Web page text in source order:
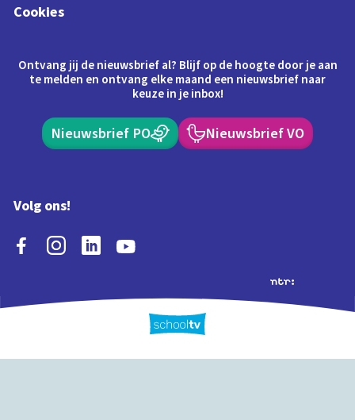
Cookies
Ontvang jij de nieuwsbrief al? Blijf op de hoogte door je aan
te melden en ontvang elke maand een nieuwsbrief naar
keuze in je inbox!
Nieuwsbrief PO Nieuwsbrief VO
Volg ons!